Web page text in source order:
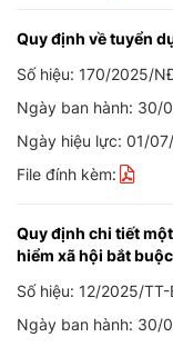
Quy định về tuyển
Số hiệu: 170/2025/
Ngày ban hành: 30/
Ngày hiệu lực: 01/
File đính kèm:
Quy định chi tiết
hiểm xã hội bắt buộc
Số hiệu: 12/2025/TT-
Ngày ban hành: 30/